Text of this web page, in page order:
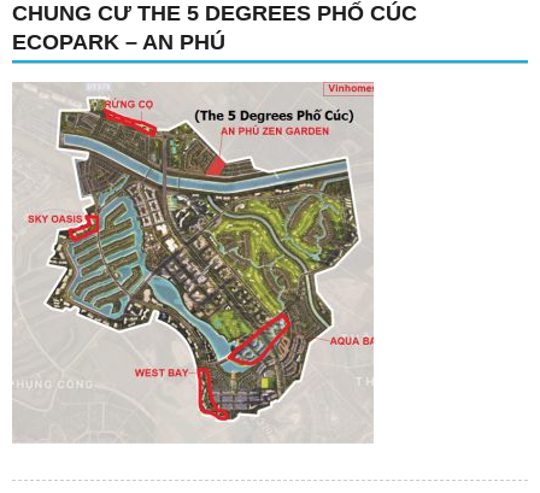
CHUNG CƯ THE 5 DEGREES PHỐ CÚC
ECOPARK – AN PHÚ